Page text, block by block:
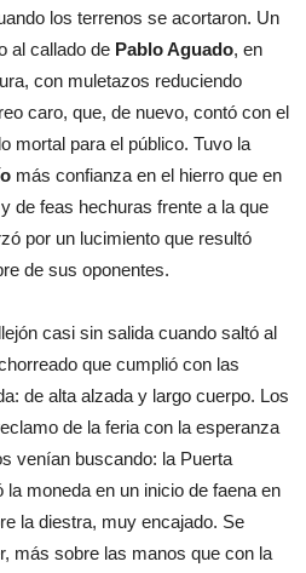
los terrenos se acortaron. Un
al callado de Pablo Aguado, en
con muletazos reduciendo
caro, que, de nuevo, contó con el
mortal para el público. Tuvo la
más confianza en el hierro que en
de feas hechuras frente a la que
por un lucimiento que resultó
de sus oponentes.
casi sin salida cuando saltó al
que cumplió con las
de alta alzada y largo cuerpo. Los
de la feria con la esperanza
venían buscando: la Puerta
moneda en un inicio de faena en
la diestra, muy encajado. Se
más sobre las manos que con la